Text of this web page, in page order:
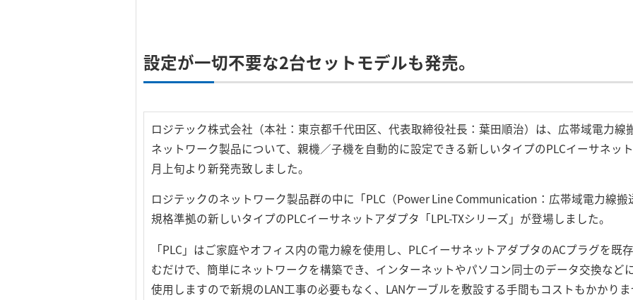
設定が一切不要な2台セットモデルも発売。
ロジテック株式会社（本社：東京都千代田区、代表取締役社長：葉田順治）は、広帯域電力線
ネットワーク製品について、親機／子機を自動的に設定できる新しいタイプのPLCイーサネッ
月上旬より新発売致しました。
ロジテックのネットワーク製品群の中に「PLC（Power Line Communication：広帯域電力線
規格準拠の新しいタイプのPLCイーサネットアダプタ「LPL-TXシリーズ」が登場しました。
「PLC」はご家庭やオフィス内の電力線を使用し、PLCイーサネットアダプタのACプラグを既
むだけで、簡単にネットワークを構築でき、インターネットやパソコン同士のデータ交換など
使用しますので新規のLAN工事の必要もなく、LANケーブルを敷設する手間もコストもかかり